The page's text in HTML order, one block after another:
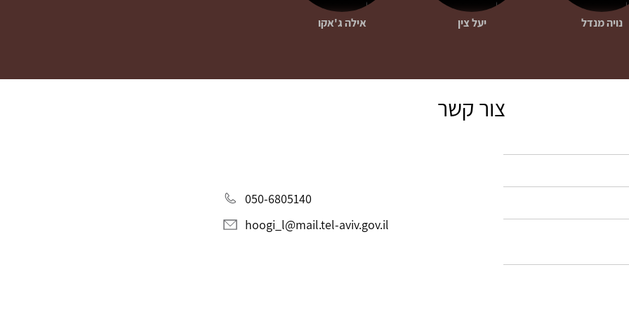
נויה מנדל יעל צין אילה ג'אקו
צור קשר
050-6805140
hoogi_l@mail.tel-aviv.gov.il